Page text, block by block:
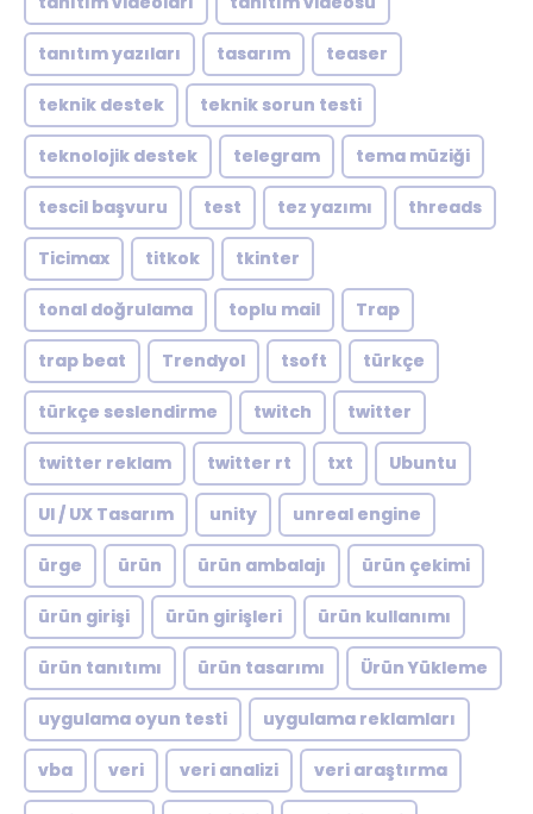
tanıtım yazıları tasarım teaser
teknik destek teknik sorun testi
teknolojik destek telegram tema müziği
tescil başvuru test tez yazımı threads
Ticimax titkok tkinter
tonal doğrulama toplu mail Trap
trap beat Trendyol tsoft türkçe
türkçe seslendirme twitch twitter
twitter reklam twitter rt txt Ubuntu
UI / UX Tasarım unity unreal engine
ürge ürün ürün ambalajı ürün çekimi
ürün girişi ürün girişleri ürün kullanımı
ürün tanıtımı ürün tasarımı Ürün Yükleme
uygulama oyun testi uygulama reklamları
vba veri veri analizi veri araştırma